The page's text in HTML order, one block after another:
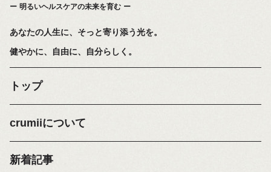
明るいヘルスケアの未来を育む
あなたの人生に、そっと寄り添う光を。
健やかに、自由に、自分らしく。
トップ
crumiiについて
新着記事